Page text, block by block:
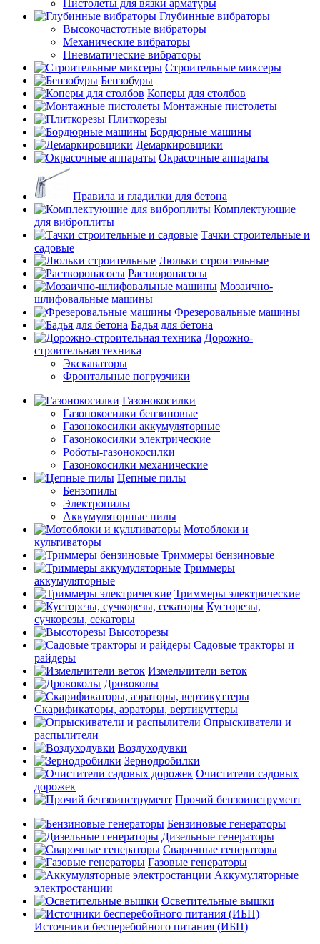
Пистолеты для вязки арматуры
Глубинные вибраторы
Высокочастотные вибраторы
Механические вибраторы
Пневматические вибраторы
Строительные миксеры
Бензобуры
Коперы для столбов
Монтажные пистолеты
Плиткорезы
Бордюрные машины
Демаркировщики
Окрасочные аппараты
Правила и гладилки для бетона
Комплектующие
для виброплиты
Тачки строительные и
садовые
Люльки строительные
Растворонасосы
Мозаично-
шлифовальные машины
Фрезеровальные машины
Бадья для бетона
Дорожно-
строительная техника
Экскаваторы
Фронтальные погрузчики
Газонокосилки
Газонокосилки бензиновые
Газонокосилки аккумуляторные
Газонокосилки электрические
Роботы-газонокосилки
Газонокосилки механические
Цепные пилы
Бензопилы
Электропилы
Аккумуляторные пилы
Мотоблоки и
культиваторы
Триммеры бензиновые
Триммеры
аккумуляторные
Триммеры электрические
Кусторезы,
сучкорезы, секаторы
Высоторезы
Садовые тракторы и
райдеры
Измельчители веток
Дровоколы
Скарификаторы, аэраторы, вертикуттеры
Опрыскиватели и
распылители
Воздуходувки
Зернодробилки
Очистители садовых
дорожек
Прочий бензоинструмент
Бензиновые генераторы
Дизельные генераторы
Сварочные генераторы
Газовые генераторы
Аккумуляторные
электростанции
Осветительные вышки
Источники бесперебойного питания (ИБП)